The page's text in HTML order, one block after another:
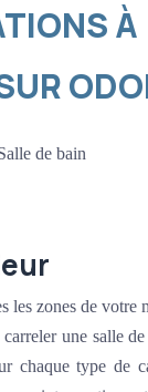
À
de bain
les zones de votre
une salle
chaque type de